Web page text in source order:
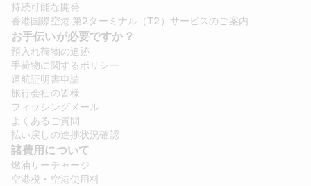
持続可能な開発
香港国際空港 第2ターミナル（T2）サービスのご案内
お手伝いが必要ですか？
預入れ荷物の追跡
手荷物に関するポリシー
運航証明書申請
旅行会社の皆様
フィッシングメール
よくあるご質問
払い戻しの進捗状況確認
諸費用について
燃油サーチャージ
空港税・空港使用料